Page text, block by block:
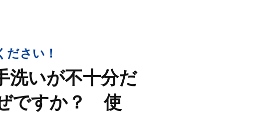
ださい！
洗いが不十分だ
ですか？ 使